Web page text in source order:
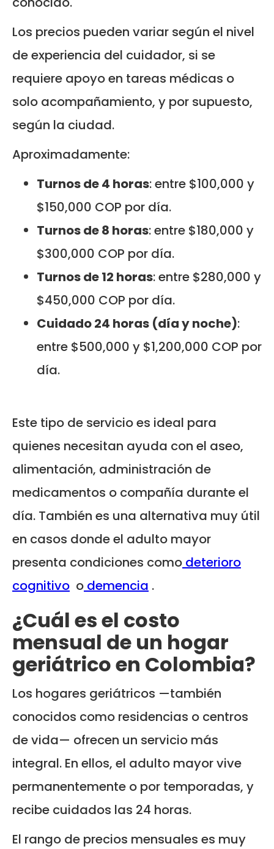
Los precios pueden variar según el nivel
de experiencia del cuidador, si se
requiere apoyo en tareas médicas o
solo acompañamiento, y por supuesto,
según la ciudad.
Aproximadamente:
Turnos de 4 horas: entre $100,000 y
$150,000 COP por día.
Turnos de 8 horas: entre $180,000 y
$300,000 COP por día.
Turnos de 12 horas: entre $280,000 y
$450,000 COP por día.
Cuidado 24 horas (día y noche):
entre $500,000 y $1,200,000 COP por
día.
Este tipo de servicio es ideal para
quienes necesitan ayuda con el aseo,
alimentación, administración de
medicamentos o compañía durante el
día. También es una alternativa muy útil
en casos donde el adulto mayor
presenta condiciones como deterioro
cognitivo o demencia .
¿Cuál es el costo
mensual de un hogar
geriátrico en Colombia?
Los hogares geriátricos —también
conocidos como residencias o centros
de vida— ofrecen un servicio más
integral. En ellos, el adulto mayor vive
permanentemente o por temporadas, y
recibe cuidados las 24 horas.
El rango de precios mensuales es muy